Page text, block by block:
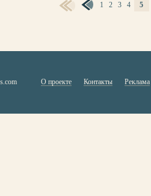
1 2 3 4 5
О проекте Контакты Реклама